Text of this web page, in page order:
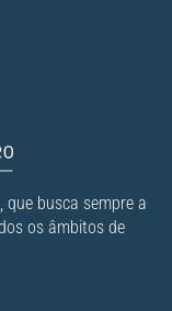
busca sempre a
os âmbitos de